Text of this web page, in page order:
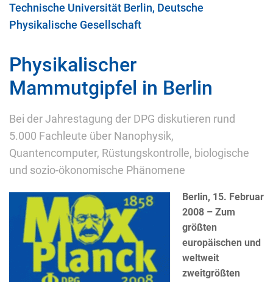
Technische Universität Berlin, Deutsche
Physikalische Gesellschaft
Physikalischer
Mammutgipfel in Berlin
Bei der Jahrestagung der DPG diskutieren rund
5.000 Fachleute über Nanophysik,
Quantencomputer, Rüstungskontrolle, biologische
und sozio-ökonomische Phänomene
Berlin, 15. Februar
2008 – Zum
größten
europäischen und
weltweit
zweitgrößten